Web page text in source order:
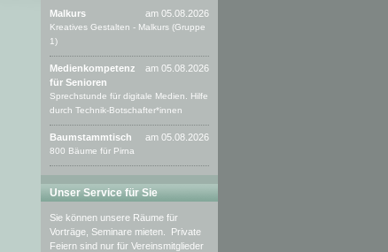
am 05.08.2026
Malkurs
Kreatives Gestalten - Malkurs (Gruppe
1)
am 05.08.2026
Medienkompetenz
für Senioren
Sprechstunde für digitale Medien. Hilfe
durch Technik-Botschafter*innen
am 05.08.2026
Baumstammtisch
800 Bäume für Pirna
Unser Service für Sie
Sie können unsere Räume für
Vorträge, Seminare mieten. Private
Feiern sind nur für Vereinsmitglieder